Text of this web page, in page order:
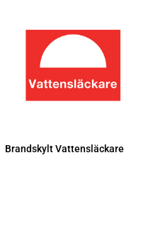
Brandskylt Vattensläckare